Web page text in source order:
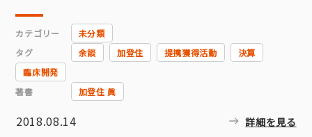
カテゴリー
未分類
タグ
余談 加登住 提携獲得活動
決算
臨床開発
著書
加登住 眞
2018.08.14 詳細を見る